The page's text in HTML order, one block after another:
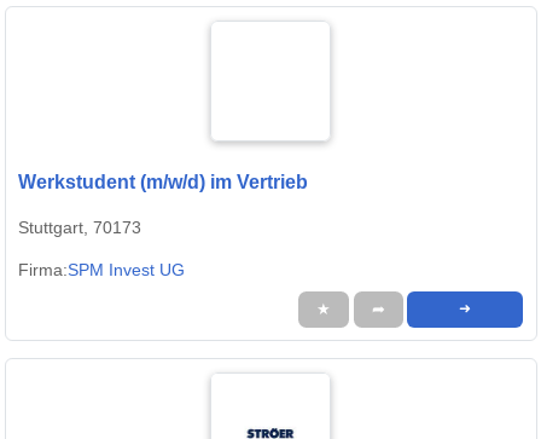
Werkstudent (m/w/d) im Vertrieb
Stuttgart, 70173
Firma:SPM Invest UG
★ ➦ ➜